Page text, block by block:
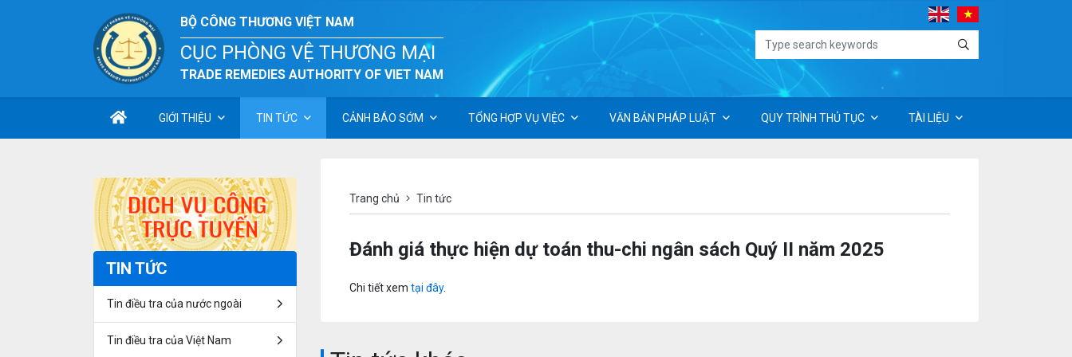
BỘ CÔNG THƯƠNG VIỆT NAM
CỤC PHÒNG VỆ THƯƠNG MẠI
TRADE REMEDIES AUTHORITY OF VIET NAM
GIỚI THIỆU TIN TỨC CẢNH BÁO SỚM TỔNG HỢP VỤ VIỆC VĂN BẢN PHÁP LUẬT QUY TRÌNH THỦ TỤC TÀI LIỆU
Trang chủ Tin tức
Đánh giá thực hiện dự toán thu-chi ngân sách Quý II năm 2025
Chi tiết xem tại đây.
TIN TỨC
Tin điều tra của nước ngoài
Tin điều tra của Việt Nam